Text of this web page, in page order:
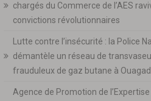
chargés du Commerce de l’AES
convictions révolutionnaires
Lutte contre l’insécurité : la Police
démantèle un réseau de
frauduleux de gaz butane à
Agence de Promotion de